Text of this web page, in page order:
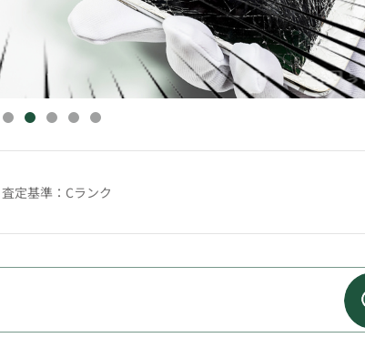
佐川急便・着払いキャンペーン
GW休業のお知らせ:5月2日～6日
【重要なお知らせ】2025年11月サイトリニューアルについて
査定基準：Cランク
査定基準：Bランク
査定基準：Aランク
GW休業のお知らせ:5月2日～6日